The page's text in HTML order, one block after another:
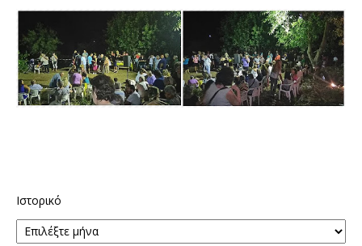
Ιστορικό